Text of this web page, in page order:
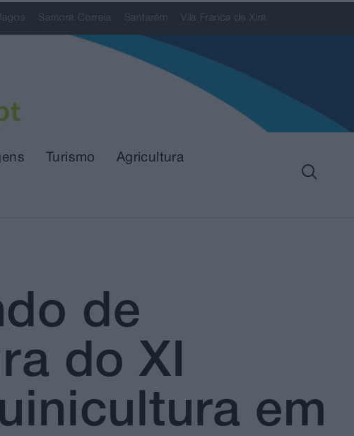
Samora Correia Santarém Vila Franca de Xira
Turismo Agricultura
de
do XI
em